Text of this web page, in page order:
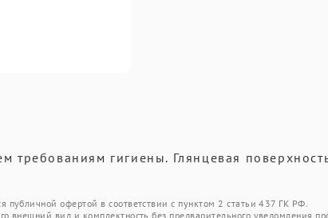
требованиям гигиены. Глянцевая
публичной офертой в соответствии с пунктом 2 статьи 437 ГК РФ.
внешний вид и комплектность без предварительного уведомления